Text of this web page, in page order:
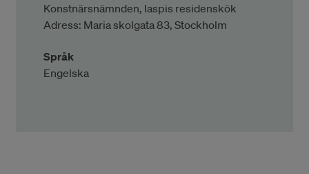
Konstnärsnämnden, Iaspis residenskök
Adress: Maria skolgata 83, Stockholm
Språk
Engelska